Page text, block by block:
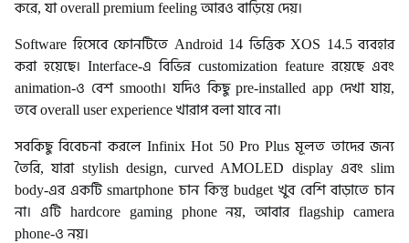
করে, যা overall premium feeling আরও বাড়িয়ে দেয়।
Software হিসেবে ফোনটিতে Android 14 ভিত্তিক XOS 14.5 ব্যবহার
করা হয়েছে। Interface-এ বিভিন্ন customization feature রয়েছে এবং
animation-ও বেশ smooth। যদিও কিছু pre-installed app দেখা যায়,
তবে overall user experience খারাপ বলা যাবে না।
সবকিছু বিবেচনা করলে Infinix Hot 50 Pro Plus মূলত তাদের জন্য
তৈরি, যারা stylish design, curved AMOLED display এবং slim
body-এর একটি smartphone চান কিন্তু budget খুব বেশি বাড়াতে চান
না। এটি hardcore gaming phone নয়, আবার flagship camera
phone-ও নয়।